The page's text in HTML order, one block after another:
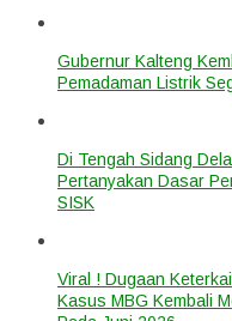
Gubernur Kalteng
Pemadaman Listrik
Di Tengah Sidang
Pertanyakan Dasar
SISK
Viral ! Dugaan
Kasus MBG Kembali